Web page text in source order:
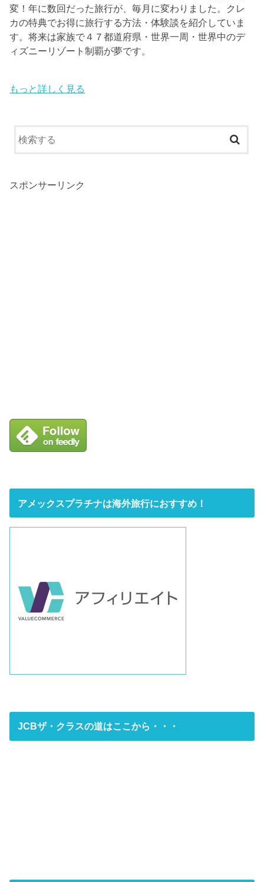
変！年に数回だった旅行が、毎月に変わりました。クレ
カの特典でお得に旅行する方法・体験談を紹介していま
す。将来は家族で４７都道府県・世界一周・世界中のデ
ィズニーリゾート制覇が夢です。
もっと詳しく見る
スポンサーリンク
アメックスプラチナは海外旅行におすすめ！
JCBザ・クラスの道はここから・・・